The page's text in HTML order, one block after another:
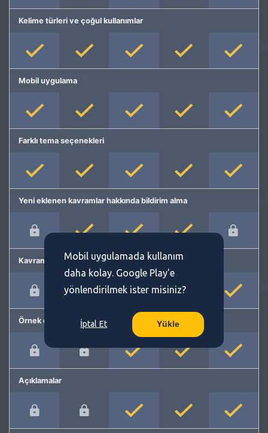
Kelime türleri ve çoğul kullanımlar
Mobil uygulama
Farklı tema seçenekleri
Yeni eklenen kavramlar hakkında bildirim alma
Kavram önerme
Örnek cümleler
Açıklamalar
Mobil uygulamada kullanım
daha kolay. Google Play'e
yönlendirilmek ister misiniz?
İptal Et Yükle